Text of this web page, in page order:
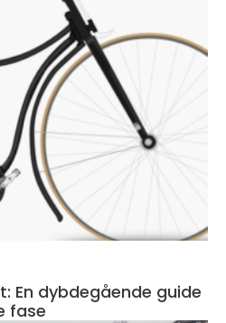
En dybdegående guide
fase